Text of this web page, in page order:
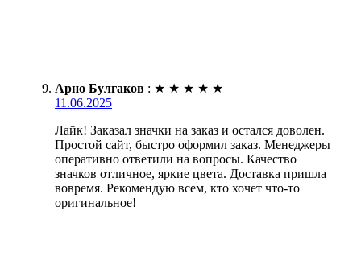
Арно Булгаков : ★ ★ ★ ★ ★
11.06.2025
Лайк! Заказал значки на заказ и остался доволен.
Простой сайт, быстро оформил заказ. Менеджеры
оперативно ответили на вопросы. Качество
значков отличное, яркие цвета. Доставка пришла
вовремя. Рекомендую всем, кто хочет что-то
оригинальное!